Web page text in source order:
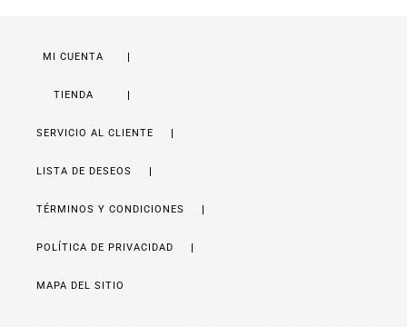
MI CUENTA
TIENDA
SERVICIO AL CLIENTE
LISTA DE DESEOS
TÉRMINOS Y CONDICIONES
POLÍTICA DE PRIVACIDAD
MAPA DEL SITIO